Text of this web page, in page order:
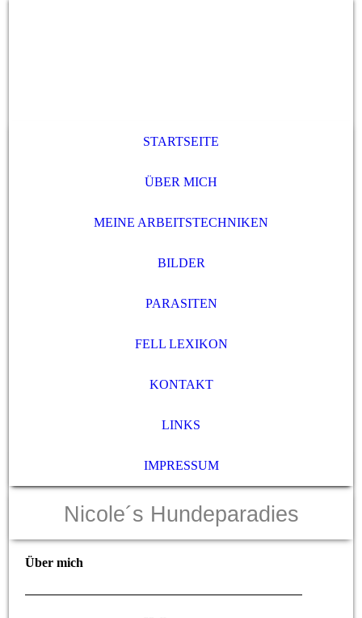
STARTSEITE
ÜBER MICH
MEINE ARBEITSTECHNIKEN
BILDER
PARASITEN
FELL LEXIKON
KONTAKT
LINKS
IMPRESSUM
Nicole´s Hundeparadies
Über mich